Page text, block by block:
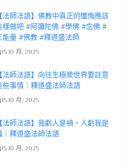
【法師法語】佛教中真正的懺悔應該
樣做吧 #阿彌陀佛 #學佛 #念佛 #
能量 #佛教 #釋道盛法師
15 10 月, 2025
【法師法語】向往生極樂世界要註意
些事情｜釋道盛法師法語
15 10 月, 2025
【法師法語】我虧人是禍，人虧我是
｜釋道盛法師法語
15 10 月, 2025